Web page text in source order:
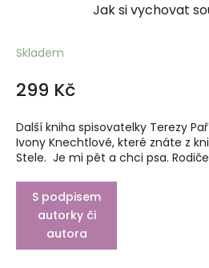
Jak si vychovat
Skladem
299 Kč
Další kniha spisovatelky Terezy
Ivony Knechtlové, které znáte z
Stele. Je mi pět a chci psa.
S podpisem
autorky či
autora